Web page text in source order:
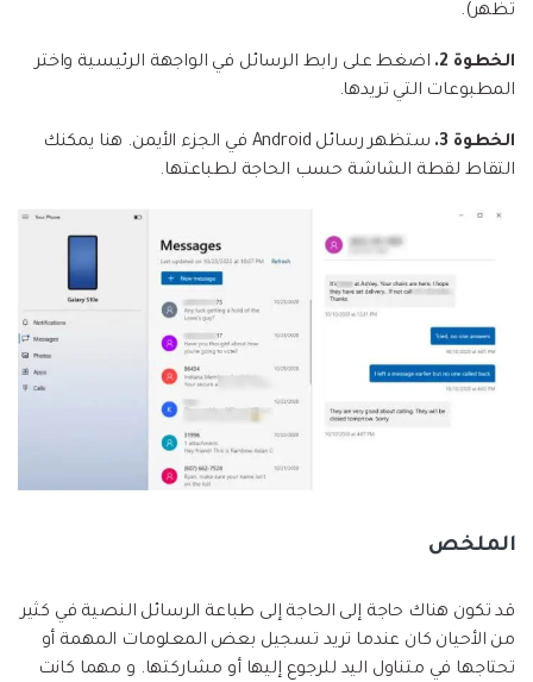
تظهر).
الخطوة 2.
اضغط على رابط الرسائل في الواجهة الرئيسية واختر
المطبوعات التي تريدها.
الخطوة 3.
ستظهر رسائل Android في الجزء الأيمن. هنا يمكنك
التقاط لقطة الشاشة حسب الحاجة لطباعتها.
الملخص
قد تكون هناك حاجة إلى الحاجة إلى طباعة الرسائل النصية في كثير
من الأحيان كان عندما تريد تسجيل بعض المعلومات المهمة أو
تحتاجها في متناول اليد للرجوع إليها أو مشاركتها. و مهما كانت